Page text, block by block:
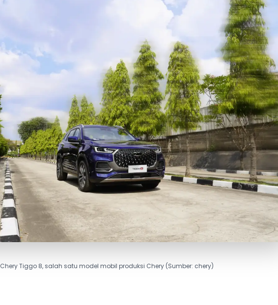
Chery Tiggo 8, salah satu model mobil produksi Chery (Sumber: chery)